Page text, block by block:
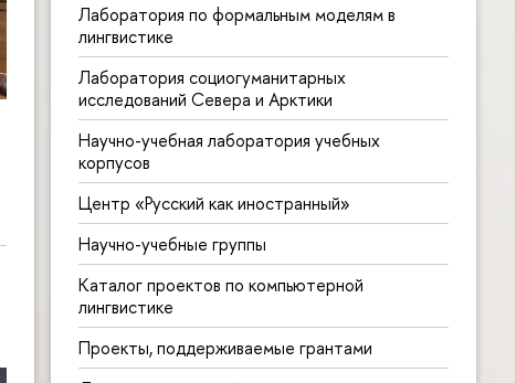
Лаборатория по формальным моделям в
лингвистике
Лаборатория социогуманитарных
исследований Севера и Арктики
Научно-учебная лаборатория учебных
корпусов
Центр «Русский как иностранный»
Научно-учебные группы
Каталог проектов по компьютерной
лингвистике
Проекты, поддерживаемые грантами